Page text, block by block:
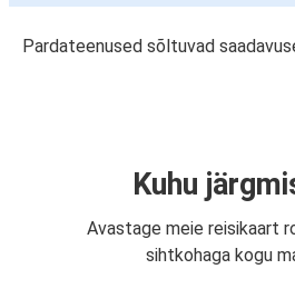
Pardateenused sõltuvad
Kuhu
Avastage meie reisikaart
sihtkohaga kogu